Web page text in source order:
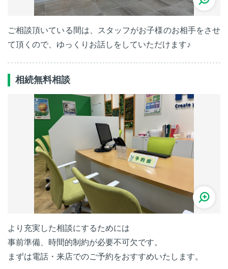
ご相談頂いている間は、スタッフがお子様のお相手をさせ
て頂くので、ゆっくりお話しをしていただけます♪
相続無料相談
より充実した相談にするためには
事前準備、時間的制約が必要不可欠です。
まずは電話・来店でのご予約をおすすめいたします。